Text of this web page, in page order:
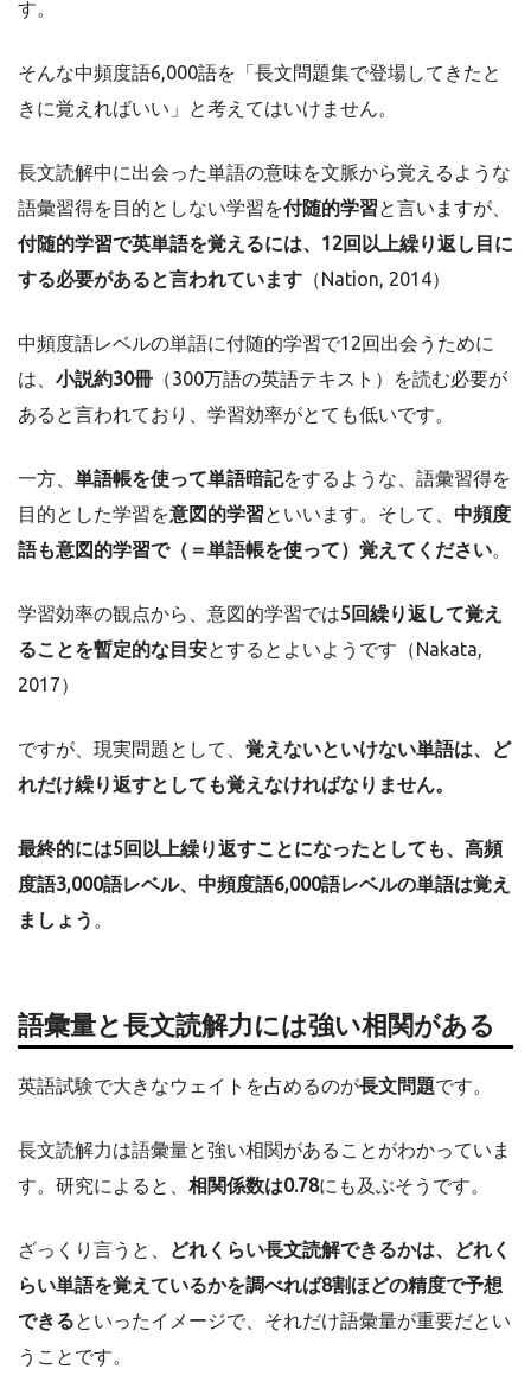
す。
そんな中頻度語6,000語を「長文問題集で登場してきたと
きに覚えればいい」と考えてはいけません。
長文読解中に出会った単語の意味を文脈から覚えるような
語彙習得を目的としない学習を付随的学習と言いますが、
付随的学習で英単語を覚えるには、12回以上繰り返し目に
する必要があると言われています （Nation, 2014）
中頻度語レベルの単語に付随的学習で12回出会うために
は、 小説約30冊 （300万語の英語テキスト）を読む必要が
あると言われており、学習効率がとても低いです。
一方、 単語帳を使って単語暗記をするような、語彙習得を
目的とした学習を意図的学習といいます。そして、 中頻度
語も意図的学習で（＝単語帳を使って）覚えてください。
学習効率の観点から、意図的学習では5回繰り返して覚え
ることを暫定的な目安とするとよいようです（Nakata,
2017）
ですが、現実問題として、 覚えないといけない単語は、ど
れだけ繰り返すとしても覚えなければなりません。
最終的には5回以上繰り返すことになったとしても、高頻
度語3,000語レベル、中頻度語6,000語レベルの単語は覚え
ましょう 。
語彙量と長文読解力には強い相関がある
英語試験で大きなウェイトを占めるのが長文問題です。
長文読解力は語彙量と強い相関があることがわかっていま
す。研究によると、 相関係数は0.78にも及ぶそうです。
ざっくり言うと、
どれくらい長文読解できるかは、どれく
らい単語を覚えているかを調べれば8割ほどの精度で予想
できる といったイメージで、それだけ語彙量が重要だとい
うことです。